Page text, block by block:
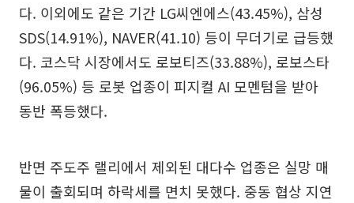
다. 이외에도 같은 기간 LG씨엔에스(43.45%), 삼성
SDS(14.91%), NAVER(41.10) 등이 무더기로 급등했
다. 코스닥 시장에서도 로보티즈(33.88%), 로보스타
(96.05%) 등 로봇 업종이 피지컬 AI 모멘텀을 받아
동반 폭등했다.
반면 주도주 랠리에서 제외된 대다수 업종은 실망 매
물이 출회되며 하락세를 면치 못했다. 중동 협상 지연